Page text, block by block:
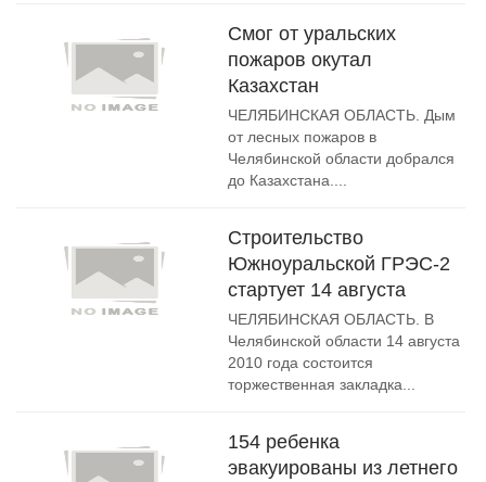
Смог от уральских
пожаров окутал
Казахстан
ЧЕЛЯБИНСКАЯ ОБЛАСТЬ. Дым
от лесных пожаров в
Челябинской области добрался
до Казахстана....
Строительство
Южноуральской ГРЭС-2
стартует 14 августа
ЧЕЛЯБИНСКАЯ ОБЛАСТЬ. В
Челябинской области 14 августа
2010 года состоится
торжественная закладка...
154 ребенка
эвакуированы из летнего